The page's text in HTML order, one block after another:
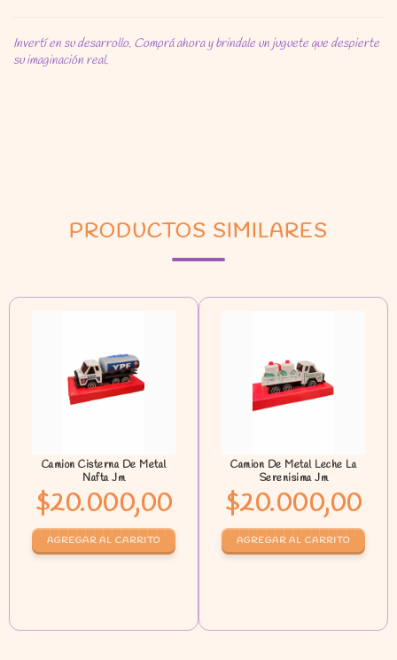
Invertí en su desarrollo. Comprá ahora y brindale un juguete que despierte
su imaginación real.
PRODUCTOS SIMILARES
Camion Cisterna De Metal
Nafta Jm
$20.000,00
AGREGAR AL CARRITO
Camion De Metal Leche La
Serenisima Jm
$20.000,00
AGREGAR AL CARRITO